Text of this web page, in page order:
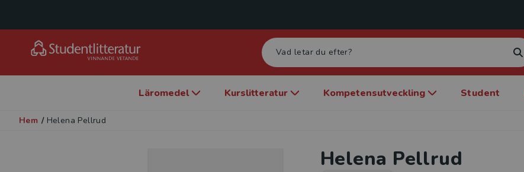
Läromedel Kurslitteratur Kompetensutveckling Student
Hem / Helena Pellrud
Helena Pellrud